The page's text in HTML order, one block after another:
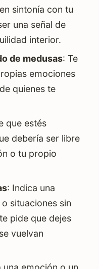
sintonía con tu
una señal de
interior.
de medusas: Te
emociones
quienes te
que estés
debería ser libre
o tu propio
: Indica una
situaciones sin
pide que dejes
vuelvan